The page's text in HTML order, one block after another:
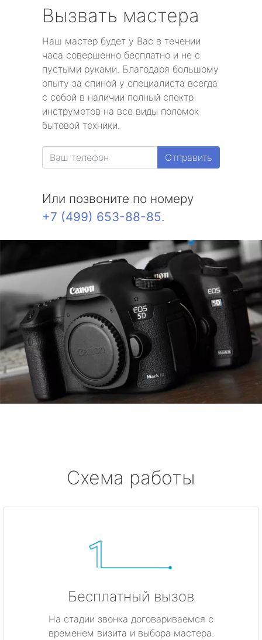
Вызвать мастера
Наш мастер будет у Вас в течении
часа совершенно бесплатно и не с
пустыми руками. Благодаря большому
опыту за спиной у специалиста всегда
с собой в наличии полный спектр
инструметов на все виды поломок
бытовой техники.
Отправить
Или позвоните по номеру
+7 (499) 653-88-85.
Схема работы
Бесплатный вызов
На стадии звонка договариваемся с
временем визита и выбора мастера.